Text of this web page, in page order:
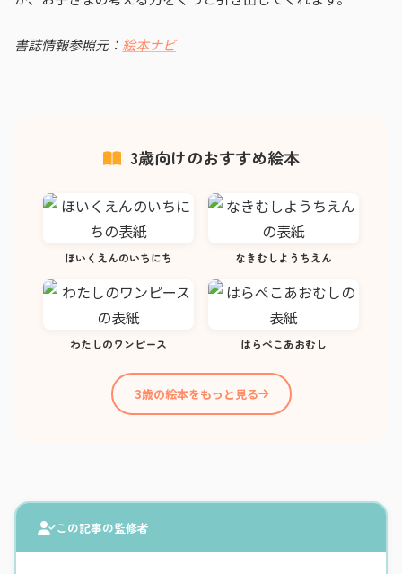
書誌情報参照元： 絵本ナビ
3歳向けのおすすめ絵本
ほいくえんのいちにち なきむしようちえん
わたしのワンピース はらぺこあおむし
3歳の絵本をもっと見る
この記事の監修者